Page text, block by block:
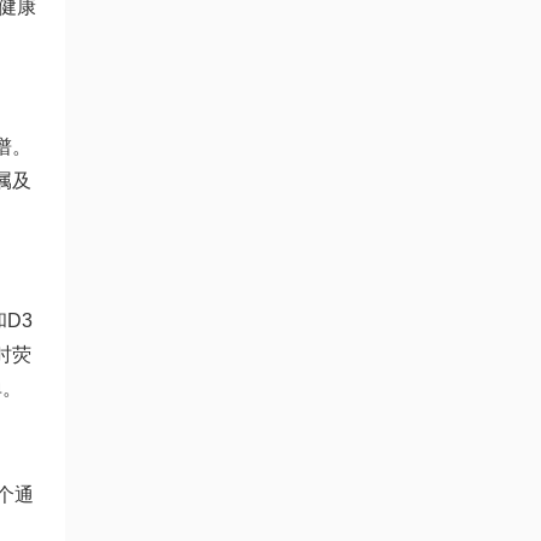
康
及
D3
荧
通